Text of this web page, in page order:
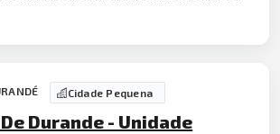
Cidade Pequena
Durande - Unidade